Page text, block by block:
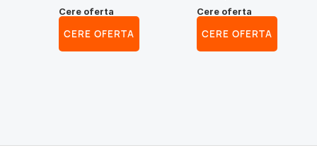
Cere oferta
CERE OFERTA
Cere oferta
CERE OFERTA